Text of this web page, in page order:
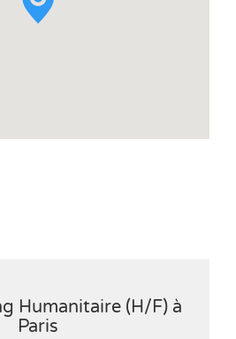
Humanitaire (H/F) à
Paris